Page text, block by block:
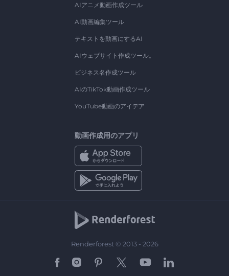
AIアニメ動画作成ツール
AI動画編集ツール
テキストを動画にするAI
AIウェブサイト作成ツール。
ビジネス名作成ツール
AIのTikTok動画作成ツール
YouTube動画のアイデア
動画作成用のアプリ
Renderforest © 2013 - 2026